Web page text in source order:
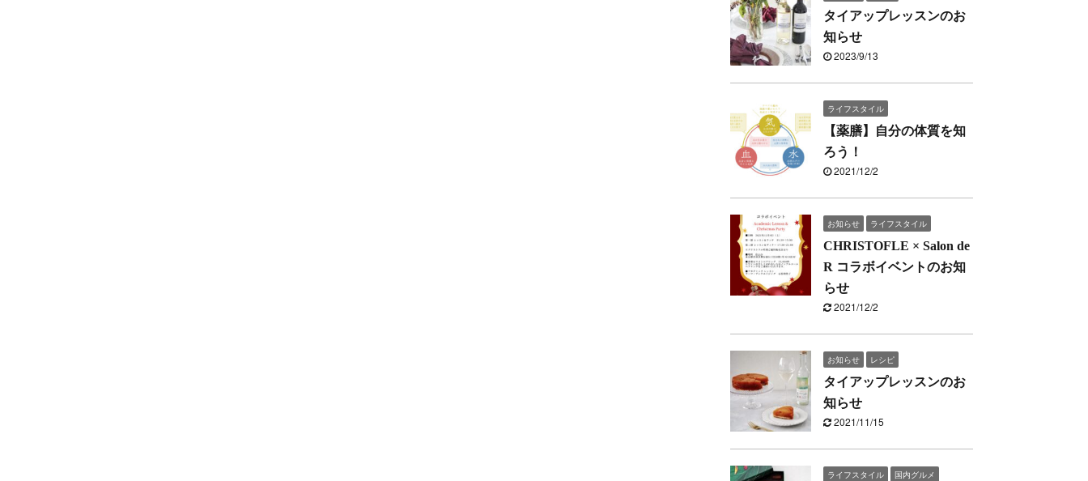
タイアップレッスンのお
知らせ
2023/9/13
ライフスタイル
【薬膳】自分の体質を知
ろう！
2021/12/2
お知らせ ライフスタイル
CHRISTOFLE × Salon de
R コラボイベントのお知
らせ
2021/12/2
お知らせ レシピ
タイアップレッスンのお
知らせ
2021/11/15
ライフスタイル 国内グルメ